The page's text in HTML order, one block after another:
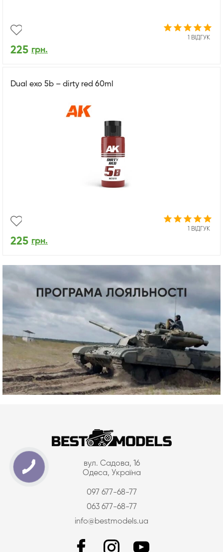
1 ВІДГУК
225 грн.
Dual exo 5b – dirty red 60ml
1 ВІДГУК
225 грн.
вул. Садова, 16
Одеса, Україна
097 677-68-77
063 677-68-77
info@bestmodels.ua